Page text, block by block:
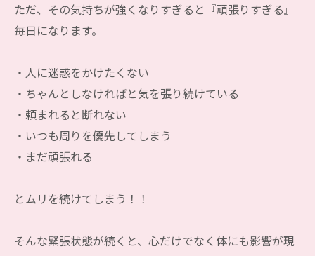
ただ、その気持ちが強くなりすぎると『頑張りすぎる』
毎日になります。
・人に迷惑をかけたくない
・ちゃんとしなければと気を張り続けている
・頼まれると断れない
・いつも周りを優先してしまう
・まだ頑張れる
とムリを続けてしまう！！
そんな緊張状態が続くと、心だけでなく体にも影響が現